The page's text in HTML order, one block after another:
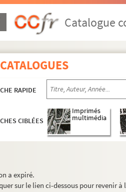
Catalogue
RAPIDE
CIBLÉES
Imprimés
multimédia
a expiré.
sur le lien ci-dessous pour revenir